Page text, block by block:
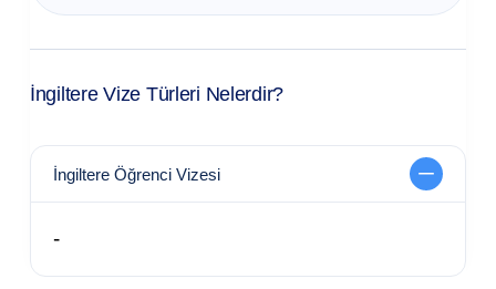
İngiltere Vize Türleri Nelerdir?
İngiltere Öğrenci Vizesi
-